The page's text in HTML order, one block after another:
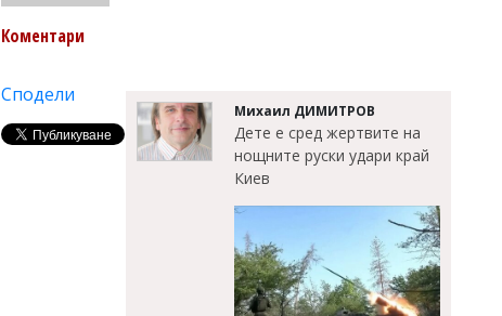
Коментари
Сподели
Михаил ДИМИТРОВ
Дете е сред жертвите на
нощните руски удари край
Киев